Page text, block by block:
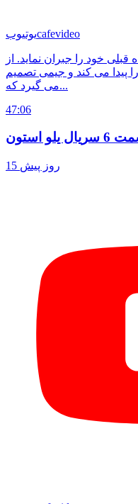
یوتیوبcafevideo
قبلی خود را جبران نماید. از
پیدا می کند و جیمی تصمیم
می گیرد که...
47:06
15 روز پیش